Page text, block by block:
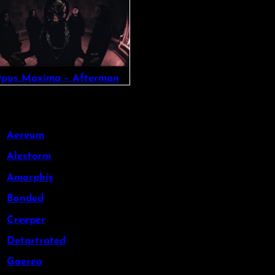
Maxima – Afterman
Aereum
Alestorm
Amorphis
Bonded
Creeper
Detartrated
Gaerea